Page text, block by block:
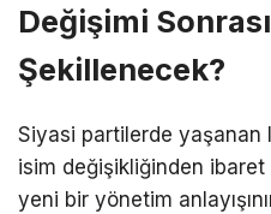
Değişimi
Şekillenecek?
Siyasi partilerde yaşanan
isim değişikliğinden ibaret
yeni bir yönetim